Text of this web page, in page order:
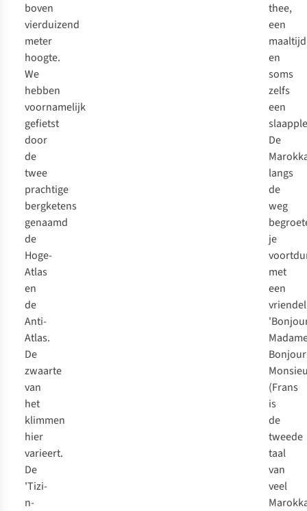
boven
vierduizend
meter
hoogte.
We
hebben
voornamelijk
gefietst
door
de
twee
prachtige
bergketens
genaamd
de
Hoge-
Atlas
en
de
Anti-
Atlas.
De
zwaarte
van
het
klimmen
hier
varieert.
De
'Tizi-
n-
thee,
een
maaltijd
en
soms
zelfs
een
De
langs
de
weg
je
met
een
'
Bonjour
(Frans
is
de
tweede
taal
van
veel